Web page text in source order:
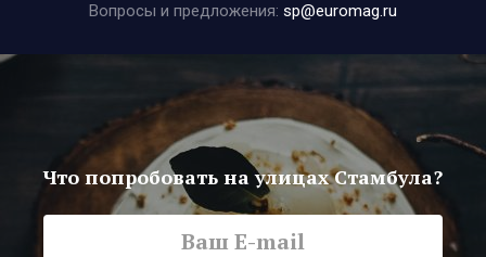
Вопросы и предложения: sp@euromag.ru
Что попробовать на улицах Стамбула?